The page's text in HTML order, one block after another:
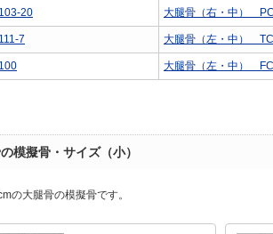
20 大腿骨（右・中）
7 大腿骨（左・中） TC
大腿骨（左・中） FC
模擬骨・サイズ（小）
の大腿骨の模擬骨です。